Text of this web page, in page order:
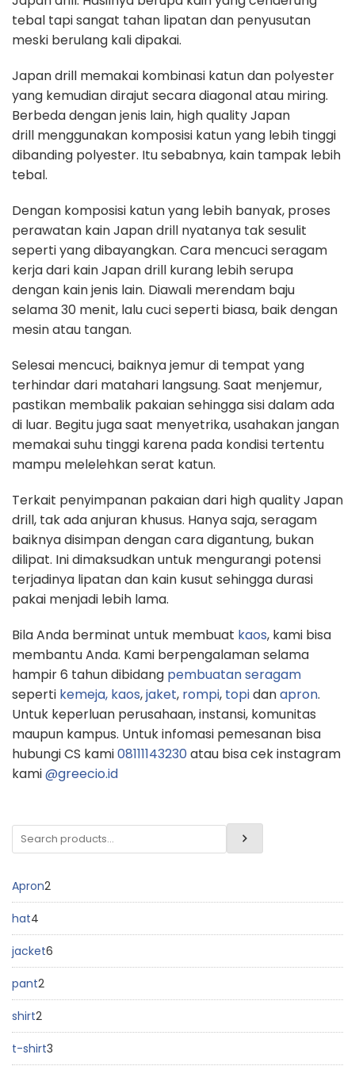
tebal tapi sangat tahan lipatan dan penyusutan
meski berulang kali dipakai.
Japan drill memakai kombinasi katun dan polyester
yang kemudian dirajut secara diagonal atau miring.
Berbeda dengan jenis lain, high quality Japan
drill menggunakan komposisi katun yang lebih tinggi
dibanding polyester. Itu sebabnya, kain tampak lebih
tebal.
Dengan komposisi katun yang lebih banyak, proses
perawatan kain Japan drill nyatanya tak sesulit
seperti yang dibayangkan. Cara mencuci seragam
kerja dari kain Japan drill kurang lebih serupa
dengan kain jenis lain. Diawali merendam baju
selama 30 menit, lalu cuci seperti biasa, baik dengan
mesin atau tangan.
Selesai mencuci, baiknya jemur di tempat yang
terhindar dari matahari langsung. Saat menjemur,
pastikan membalik pakaian sehingga sisi dalam ada
di luar. Begitu juga saat menyetrika, usahakan jangan
memakai suhu tinggi karena pada kondisi tertentu
mampu melelehkan serat katun.
Terkait penyimpanan pakaian dari high quality Japan
drill, tak ada anjuran khusus. Hanya saja, seragam
baiknya disimpan dengan cara digantung, bukan
dilipat. Ini dimaksudkan untuk mengurangi potensi
terjadinya lipatan dan kain kusut sehingga durasi
pakai menjadi lebih lama.
Bila Anda berminat untuk membuat kaos, kami bisa
membantu Anda. Kami berpengalaman selama
hampir 6 tahun dibidang pembuatan seragam
seperti kemeja, kaos,jaket, rompi, topidanapron.
Untuk keperluan perusahaan, instansi, komunitas
maupun kampus. Untuk infomasi pemesanan bisa
hubungi CS kami08111143230atau bisa cek instagram
kami@greecio.id
Apron2
hat4
jacket6
pant2
shirt2
t-shirt3